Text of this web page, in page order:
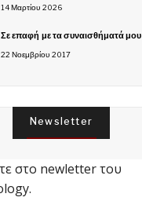
14 Μαρτίου 2026
Σε επαφή με τα συναισθήματά μου
22 Νοεμβρίου 2017
Newsletter